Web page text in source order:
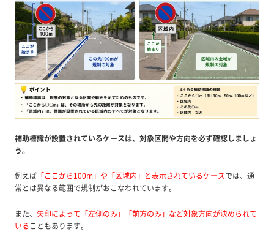
補助標識が設置されているケースは、対象区間や方向を必ず確認しましょ
う。
例えば「ここから100m」や「区域内」と表示されているケースでは、通
常とは異なる範囲で規制がおこなわれています。
また、 矢印によって「左側のみ」「前方のみ」など対象方向が決められて
いることもあります。